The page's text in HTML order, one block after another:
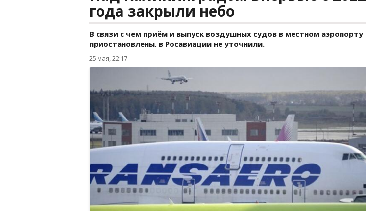
года закрыли небо
В связи с чем приём и выпуск воздушных судов в местном аэропорту
приостановлены, в Росавиации не уточнили.
25 мая, 22:17